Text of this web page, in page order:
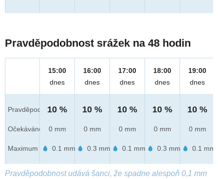
Pravděpodobnost srážek na 48 hodin
Pravděpod.
Očekáváno
Maximum
15:00
dnes
10 %
0 mm
0.1 mm
16:00
dnes
10 %
0 mm
0.3 mm
17:00
dnes
10 %
0 mm
0.1 mm
18:00
dnes
10 %
0 mm
0.3 mm
19:00
dnes
10 %
0 mm
0.1 mm
Pravděpodobnost udává šanci, že spadne alespoň 0,1 mm